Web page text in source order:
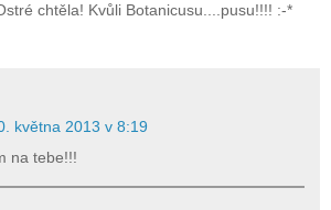
chtěla! Kvůli Botanicusu....pusu!!!! :-*
května 2013 v 8:19
na tebe!!!